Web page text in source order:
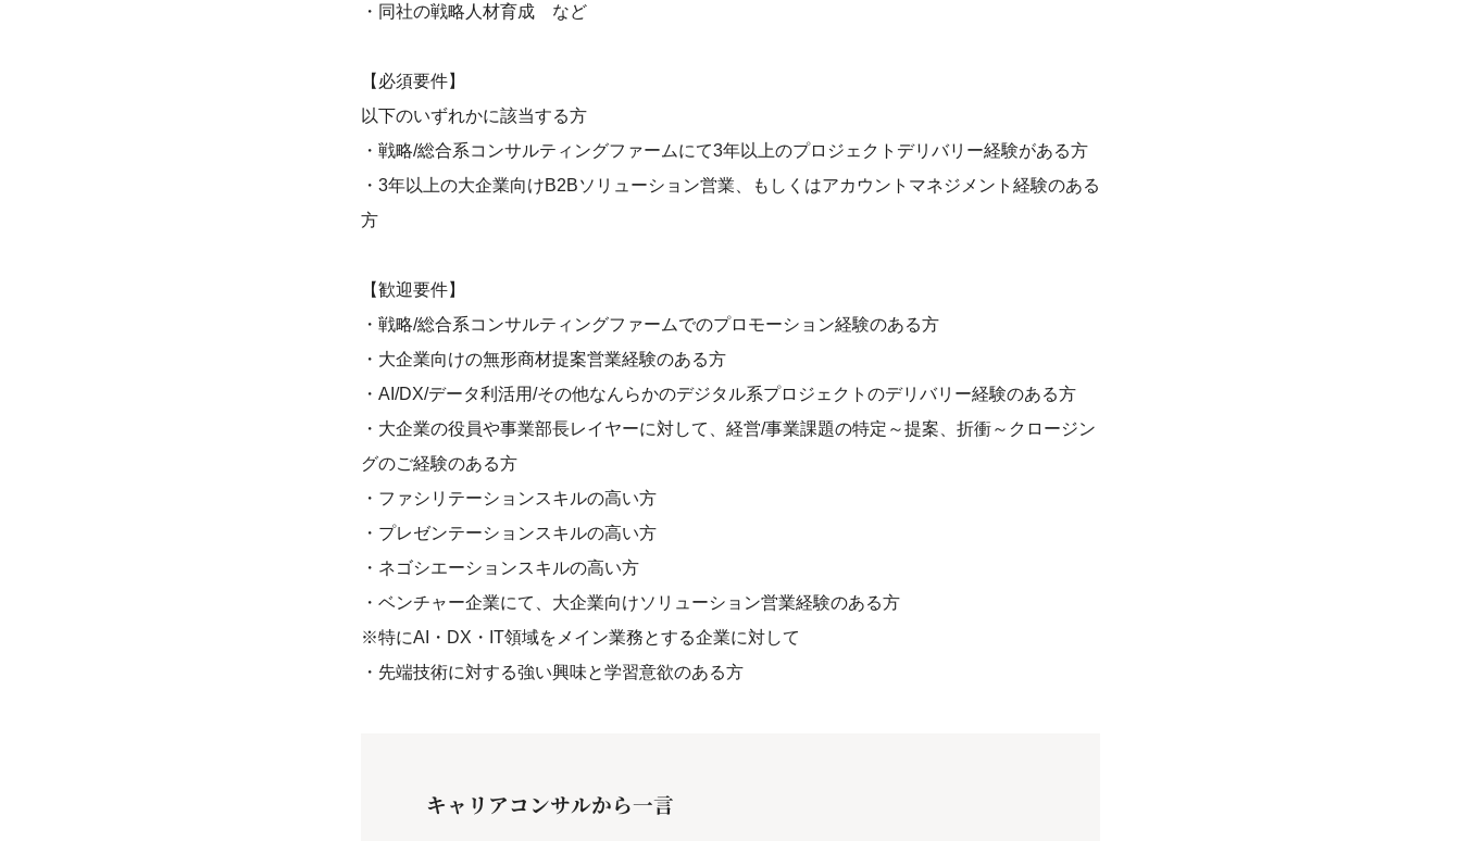
・同社の戦略人材育成 など
【必須要件】
以下のいずれかに該当する方
・戦略/総合系コンサルティングファームにて3年以上のプロジェクトデリバリー経験がある方
・3年以上の大企業向けB2Bソリューション営業、もしくはアカウントマネジメント経験のある
方
【歓迎要件】
・戦略/総合系コンサルティングファームでのプロモーション経験のある方
・大企業向けの無形商材提案営業経験のある方
・AI/DX/データ利活用/その他なんらかのデジタル系プロジェクトのデリバリー経験のある方
・大企業の役員や事業部長レイヤーに対して、経営/事業課題の特定～提案、折衝～クロージン
グのご経験のある方
・ファシリテーションスキルの高い方
・プレゼンテーションスキルの高い方
・ネゴシエーションスキルの高い方
・ベンチャー企業にて、大企業向けソリューション営業経験のある方
※特にAI・DX・IT領域をメイン業務とする企業に対して
・先端技術に対する強い興味と学習意欲のある方
キャリアコンサルから一言